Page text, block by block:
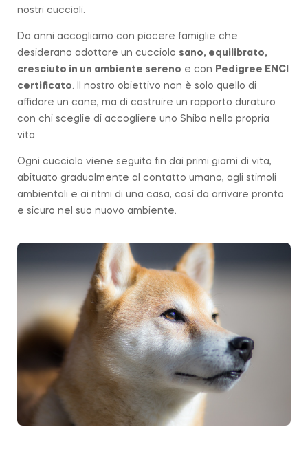
nostri cuccioli.
Da anni accogliamo con piacere famiglie che
desiderano adottare un cucciolo sano, equilibrato,
cresciuto in un ambiente sereno e con Pedigree ENCI
certificato. Il nostro obiettivo non è solo quello di
affidare un cane, ma di costruire un rapporto duraturo
con chi sceglie di accogliere uno Shiba nella propria
vita.
Ogni cucciolo viene seguito fin dai primi giorni di vita,
abituato gradualmente al contatto umano, agli stimoli
ambientali e ai ritmi di una casa, così da arrivare pronto
e sicuro nel suo nuovo ambiente.